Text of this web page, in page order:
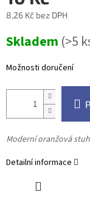
8,26 Kč bez DPH
cena:
Skladem (>5
Možnosti doručení
Moderní oranžová
Detailní informace